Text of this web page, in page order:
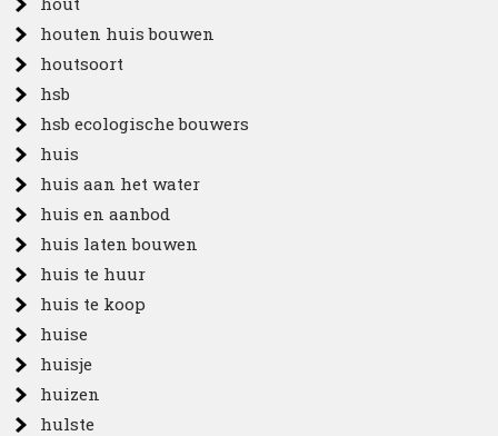
houten huis bouwen
houtsoort
hsb
hsb ecologische bouwers
huis
huis aan het water
huis en aanbod
huis laten bouwen
huis te huur
huis te koop
huise
huisje
huizen
hulste